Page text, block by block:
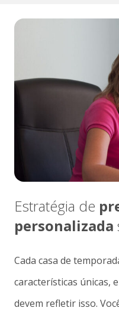
Estratégia de
personalizada
Cada casa de
características únicas,
devem refletir isso.